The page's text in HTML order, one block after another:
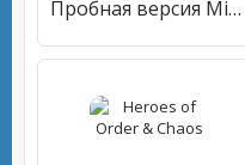
Пробная версия Minecraft